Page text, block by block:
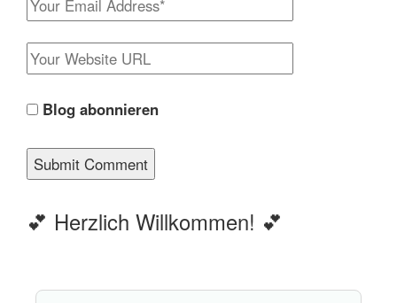
Blog abonnieren
💕 Herzlich Willkommen! 💕